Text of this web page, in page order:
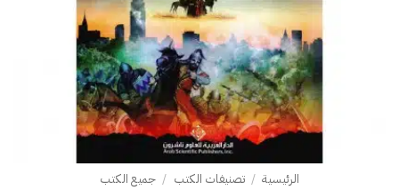
الرئيسية / تصنيفات الكتب / جميع الكتب